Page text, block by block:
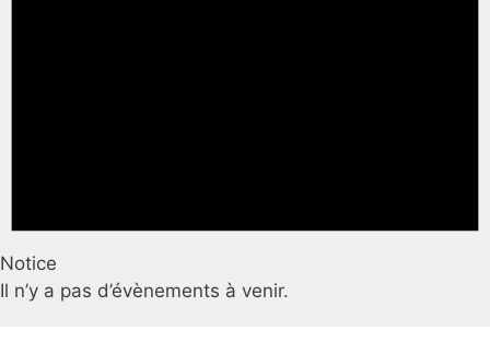
Notice
Il n’y a pas d’évènements à venir.